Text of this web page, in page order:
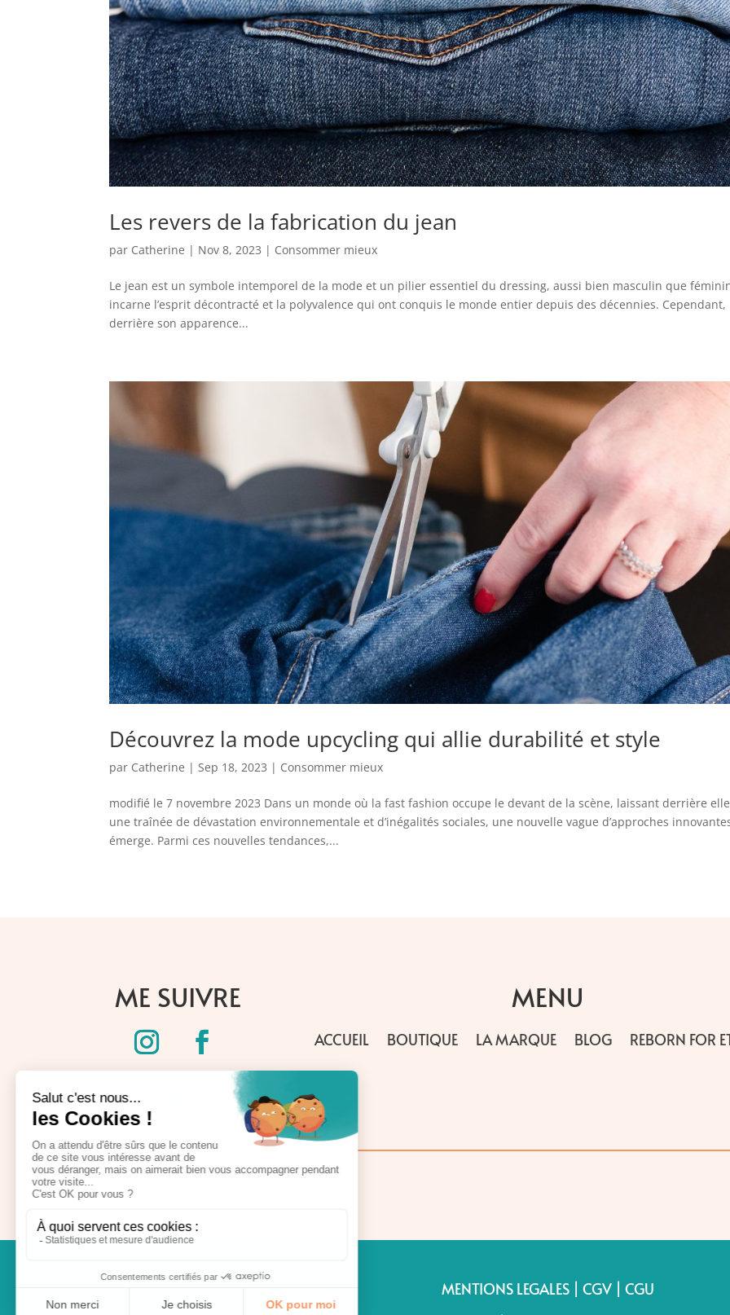
Les revers de la fabrication du jean
par Catherine | Nov 8, 2023 | Consommer mieux
Le jean est un symbole intemporel de la mode et un pilier essentiel du dressing, aussi bien masculin que
incarne l’esprit décontracté et la polyvalence qui ont conquis le monde entier depuis des décennies. Cependant,
derrière son apparence...
Découvrez la mode upcycling qui allie durabilité et style
par Catherine |Sep 18, 2023 | Consommer mieux
modifié le 7 novembre 2023 Dans un monde où la fast fashion occupe le devant de la scène, laissant derrière elle
une traînée de dévastation environnementale et d’inégalités sociales, une nouvelle vague d’approches
émerge. Parmi ces nouvelles tendances,...
ME SUIVRE MENU
ACCUEIL BOUTIQUE LA MARQUE BLOG REBORN FOR
MENTIONS LEGALES| CGV| CGU